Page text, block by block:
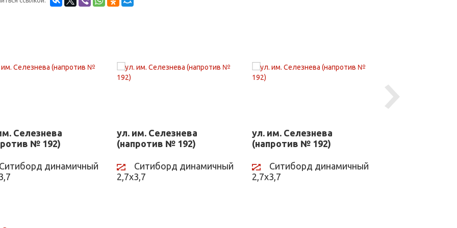
Селезнева
№ 192)
Ситиборд динамичный
ул. им. Селезнева
(напротив № 192)
Ситиборд динамичный
2,7х3,7
ул. им. Селезнева
(напротив № 192)
Ситиборд динамичный
2,7х3,7
Next